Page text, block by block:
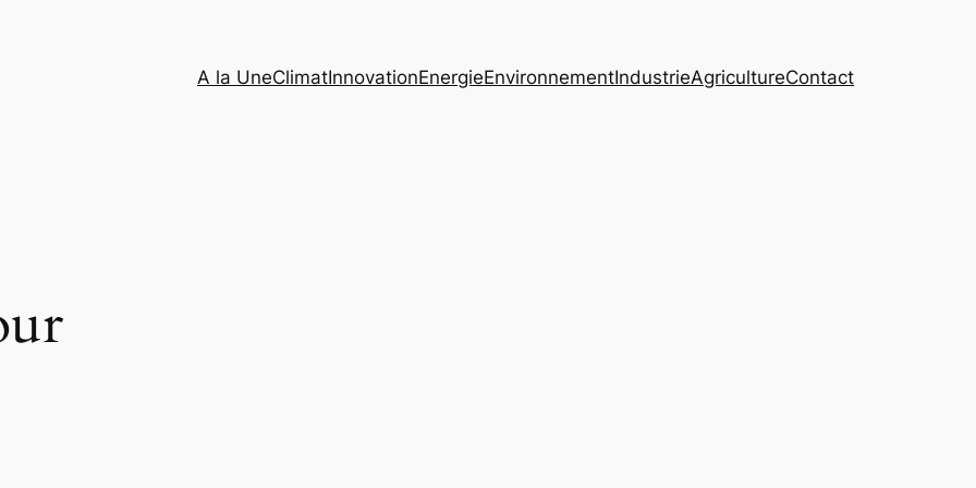
A la UneClimatInnovationEnergieEnvironnementIndustrieAgricultureContact